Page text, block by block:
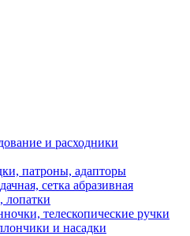
и расходники
патроны, адапторы
сетка абразивная
лопатки
телескопические ручки
и насадки